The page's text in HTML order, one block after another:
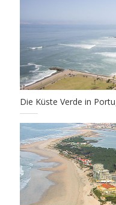
Die Küste Verde in